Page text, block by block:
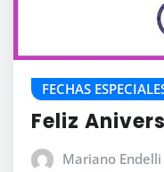
FECHAS
Feliz
Mariano Endelli